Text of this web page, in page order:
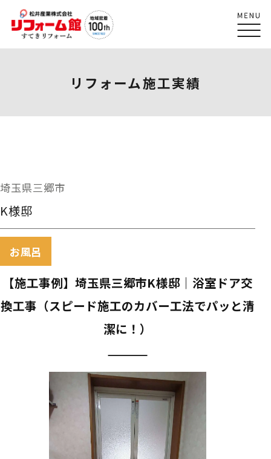
リフォーム施工実績
埼玉県三郷市
K様邸
お風呂
【施工事例】埼玉県三郷市K様邸｜浴室ドア交
換工事（スピード施工のカバー工法でパッと清
潔に！）